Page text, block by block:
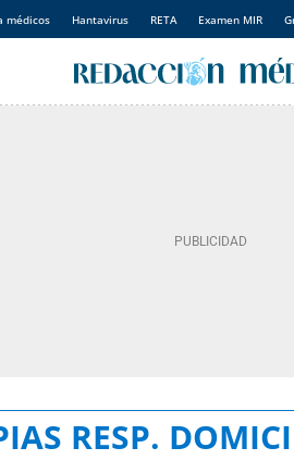
médicos Hantavirus RETA Examen MIR
RESP.